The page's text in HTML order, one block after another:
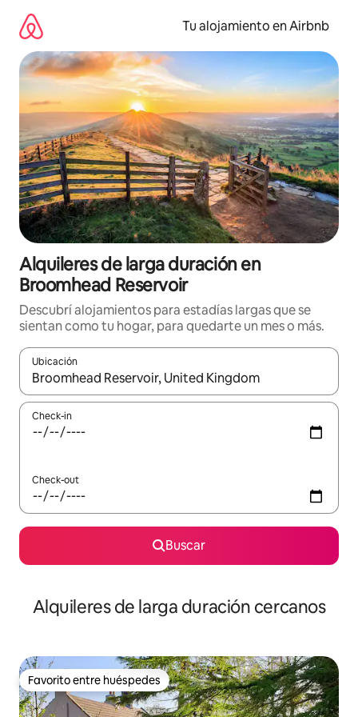
contenido
Tu alojamiento en Airbnb
Alquileres de larga duración en
Broomhead Reservoir
Descubrí alojamientos para estadías largas que se
sientan como tu hogar, para quedarte un mes o más.
Ubicación
Cuando los resultados estén disponibles, navegá con las
Check-in
Check-out
Buscar
Alquileres de larga duración cercanos
Favorito entre huéspedes
Favorito entre huéspedes